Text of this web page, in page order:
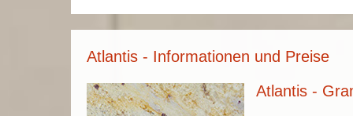
Atlantis - Informationen und Preise
Atlantis -